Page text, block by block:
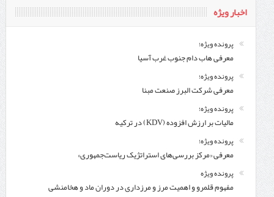
اخبار ویژه
پرونده ویژه؛
معرفی هاب دام جنوب غرب آسیا
پرونده ویژه؛
معرفی شركت البرز صنعت مبنا
پرونده ویژه؛
مالیات بر ارزش افزوده (KDV) در ترکیه
پرونده ویژه؛
معرفی «مرکز بررسی‌های استراتژیک ریاست‌جمهوری»
پرونده ویژه
مفهوم قلمرو و اهمیت مرز و مرزداری در دوران ماد و هخامنشی